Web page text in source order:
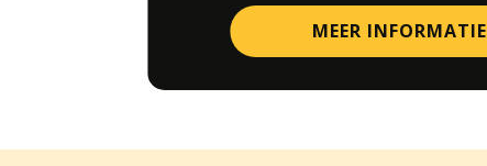
MEER INFORMATIE